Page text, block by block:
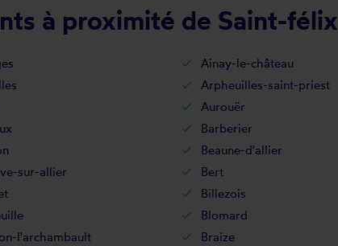
à proximité de Saint-félix
Ainay-le-château
Arpheuilles-saint-priest
Aurouër
Barberier
Beaune-d'allier
sur-allier Bert
Billezois
Blomard
l'archambault Braize